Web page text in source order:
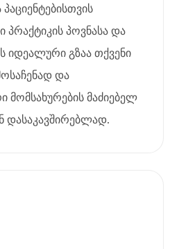
პრაქტიკის პოვნასა და
იდეალური გზაა თქვენი
და
მაძიებელ
დასაკავშირებლად.